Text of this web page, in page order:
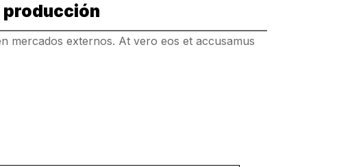
producción
mercados externos. At vero eos et accusamus